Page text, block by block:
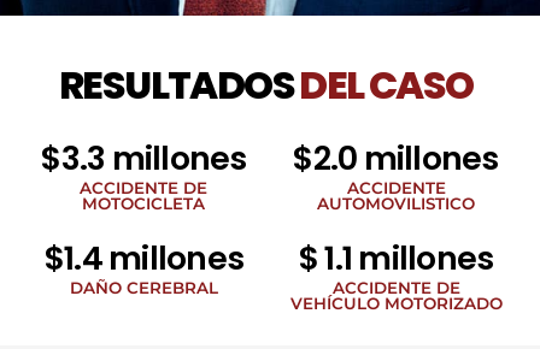
RESULTADOSDEL CASO
$3.3 millones
ACCIDENTE DE
MOTOCICLETA
$2.0 millones
ACCIDENTE
AUTOMOVILISTICO
$1.4 millones
DAÑO CEREBRAL
$ 1.1 millones
ACCIDENTE DE
VEHÍCULO MOTORIZADO